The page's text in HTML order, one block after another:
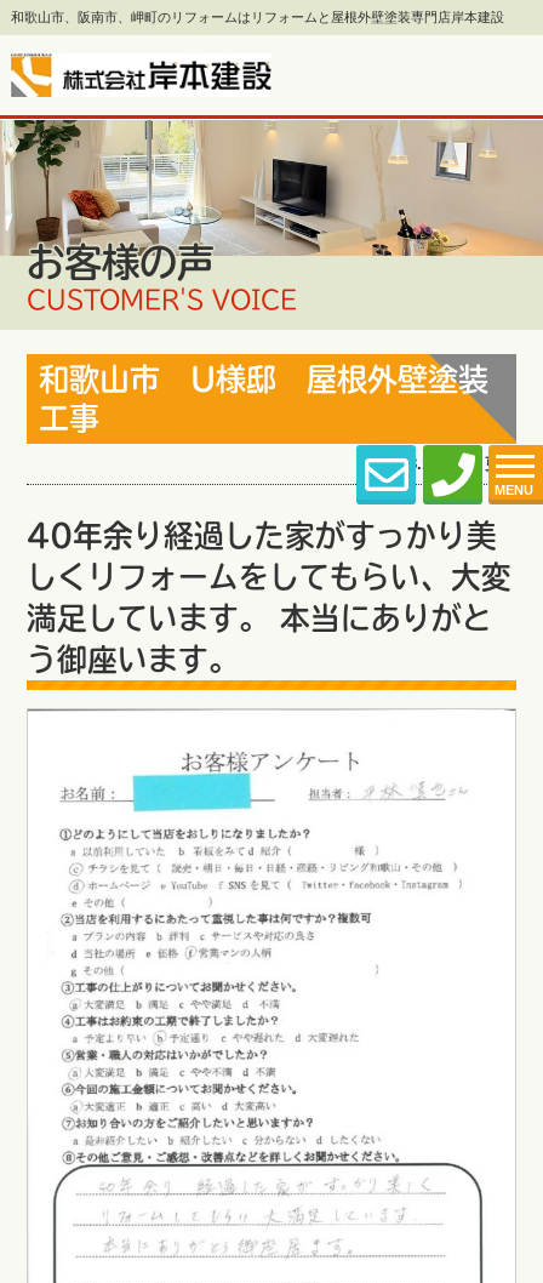
和歌山市、阪南市、岬町のリフォームはリフォームと屋根外壁塗装専門店岸本建設
MENU
お客様の声
CUSTOMER'S VOICE
和歌山市 U様邸 屋根外壁塗装
工事
2021.08.17 (Tue) 更新
40年余り経過した家がすっかり美
しくリフォームをしてもらい、大変
満足しています。 本当にありがと
う御座います。